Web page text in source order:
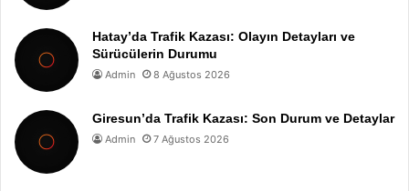
Hatay’da Trafik Kazası: Olayın Detayları ve
Sürücülerin Durumu
Admin 8 Ağustos 2026
Giresun’da Trafik Kazası: Son Durum ve Detaylar
Admin 7 Ağustos 2026